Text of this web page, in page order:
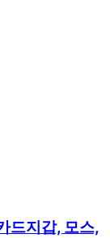
드지갑, 모스,